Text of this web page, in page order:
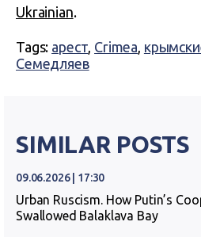
Ukrainian.
Tags: арест, Crimea,
Семедляев
SIMILAR POSTS
09.06.2026 | 17:30
Urban Ruscism. How Putin’s
Swallowed Balaklava Bay